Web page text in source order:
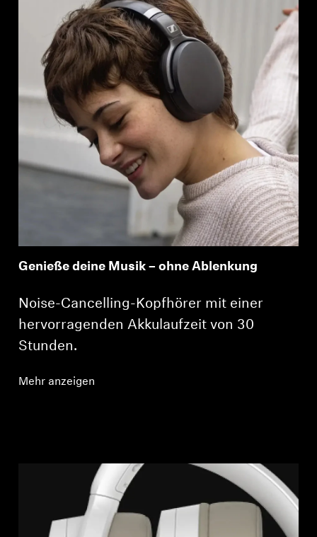
Genieße deine Musik – ohne Ablenkung
Noise-Cancelling-Kopfhörer mit einer
hervorragenden Akkulaufzeit von 30
Stunden.
Mehr anzeigen